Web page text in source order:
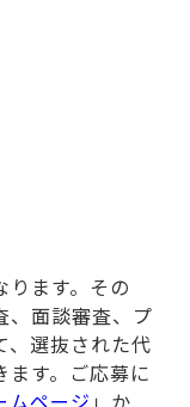
ります。その
、面談審査、プ
、選抜された代
す。ご応募に
ムページ 」か